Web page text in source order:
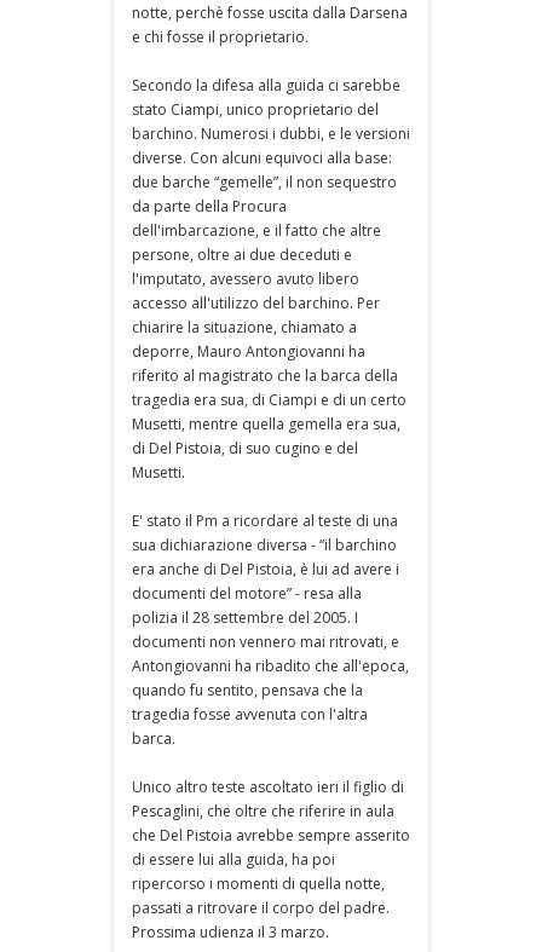
notte, perchè fosse uscita dalla Darsena
e chi fosse il proprietario.
Secondo la difesa alla guida ci sarebbe
stato Ciampi, unico proprietario del
barchino. Numerosi i dubbi, e le versioni
diverse. Con alcuni equivoci alla base:
due barche “gemelle”, il non sequestro
da parte della Procura
dell'imbarcazione, e il fatto che altre
persone, oltre ai due deceduti e
l'imputato, avessero avuto libero
accesso all'utilizzo del barchino. Per
chiarire la situazione, chiamato a
deporre, Mauro Antongiovanni ha
riferito al magistrato che la barca della
tragedia era sua, di Ciampi e di un certo
Musetti, mentre quella gemella era sua,
di Del Pistoia, di suo cugino e del
Musetti.
E' stato il Pm a ricordare al teste di una
sua dichiarazione diversa - “il barchino
era anche di Del Pistoia, è lui ad avere i
documenti del motore” - resa alla
polizia il 28 settembre del 2005. I
documenti non vennero mai ritrovati, e
Antongiovanni ha ribadito che all'epoca,
quando fu sentito, pensava che la
tragedia fosse avvenuta con l'altra
barca.
Unico altro teste ascoltato ieri il figlio di
Pescaglini, che oltre che riferire in aula
che Del Pistoia avrebbe sempre asserito
di essere lui alla guida, ha poi
ripercorso i momenti di quella notte,
passati a ritrovare il corpo del padre.
Prossima udienza il 3 marzo.